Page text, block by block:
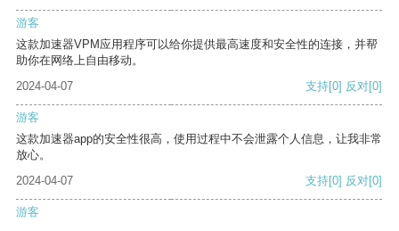
游客
这款加速器VPM应用程序可以给你提供最高速度和安全性的连接，并帮
助你在网络上自由移动。
2024-04-07
支持[0] 反对[0]
游客
这款加速器app的安全性很高，使用过程中不会泄露个人信息，让我非常
放心。
2024-04-07
支持[0] 反对[0]
游客